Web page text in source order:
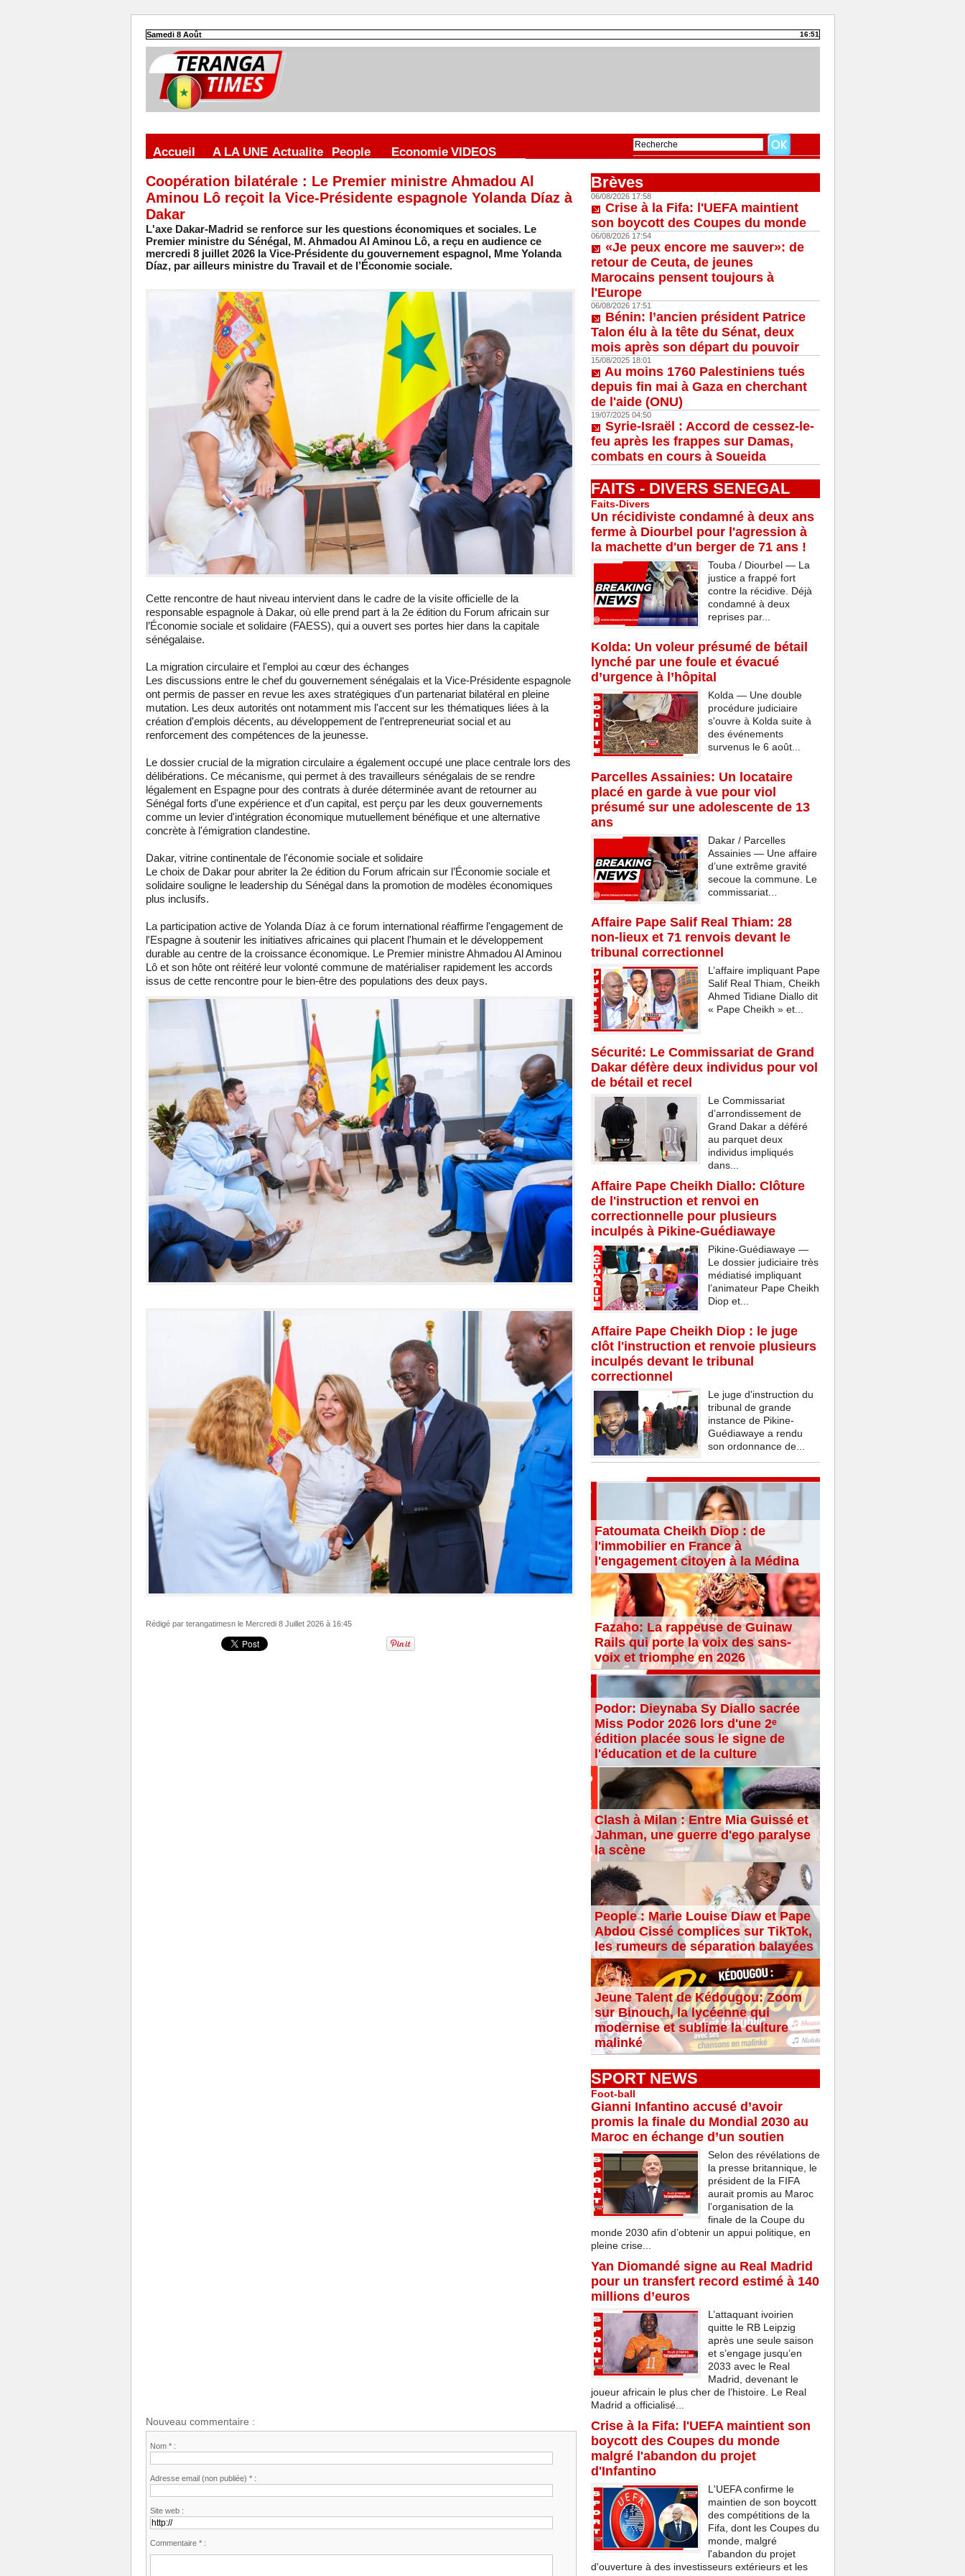
Samedi 8 Août 16:51
Accueil A LA UNE Actualite People Economie VIDEOS
Coopération bilatérale : Le Premier ministre Ahmadou Al
Aminou Lô reçoit la Vice-Présidente espagnole Yolanda Díaz à
Dakar
L'axe Dakar-Madrid se renforce sur les questions économiques et sociales. Le
Premier ministre du Sénégal, M. Ahmadou Al Aminou Lô, a reçu en audience ce
mercredi 8 juillet 2026 la Vice-Présidente du gouvernement espagnol, Mme Yolanda
Díaz, par ailleurs ministre du Travail et de l’Économie sociale.
Cette rencontre de haut niveau intervient dans le cadre de la visite officielle de la
responsable espagnole à Dakar, où elle prend part à la 2e édition du Forum africain sur
l’Économie sociale et solidaire (FAESS), qui a ouvert ses portes hier dans la capitale
sénégalaise.
La migration circulaire et l'emploi au cœur des échanges
Les discussions entre le chef du gouvernement sénégalais et la Vice-Présidente espagnole
ont permis de passer en revue les axes stratégiques d'un partenariat bilatéral en pleine
mutation. Les deux autorités ont notamment mis l'accent sur les thématiques liées à la
création d'emplois décents, au développement de l'entrepreneuriat social et au
renforcement des compétences de la jeunesse.
Le dossier crucial de la migration circulaire a également occupé une place centrale lors des
délibérations. Ce mécanisme, qui permet à des travailleurs sénégalais de se rendre
légalement en Espagne pour des contrats à durée déterminée avant de retourner au
Sénégal forts d'une expérience et d'un capital, est perçu par les deux gouvernements
comme un levier d'intégration économique mutuellement bénéfique et une alternative
concrète à l'émigration clandestine.
Dakar, vitrine continentale de l'économie sociale et solidaire
Le choix de Dakar pour abriter la 2e édition du Forum africain sur l’Économie sociale et
solidaire souligne le leadership du Sénégal dans la promotion de modèles économiques
plus inclusifs.
La participation active de Yolanda Díaz à ce forum international réaffirme l'engagement de
l'Espagne à soutenir les initiatives africaines qui placent l'humain et le développement
durable au centre de la croissance économique. Le Premier ministre Ahmadou Al Aminou
Lô et son hôte ont réitéré leur volonté commune de matérialiser rapidement les accords
issus de cette rencontre pour le bien-être des populations des deux pays.
Rédigé par terangatimesnle Mercredi 8 Juillet 2026 à 16:45
Nouveau commentaire :
Nom * :
Adresse email (non publiée) * :
Site web :
Commentaire * :
Brèves
06/08/2026 17:58
Crise à la Fifa: l'UEFA maintient
son boycott des Coupes du monde
06/08/2026 17:54
«Je peux encore me sauver»: de
retour de Ceuta, de jeunes
Marocains pensent toujours à
l'Europe
06/08/2026 17:51
Bénin: l’ancien président Patrice
Talon élu à la tête du Sénat, deux
mois après son départ du pouvoir
15/08/2025 18:01
Au moins 1760 Palestiniens tués
depuis fin mai à Gaza en cherchant
de l'aide (ONU)
19/07/2025 04:50
Syrie-Israël : Accord de cessez-le-
feu après les frappes sur Damas,
combats en cours à Soueida
FAITS - DIVERS SENEGAL
Faits-Divers
Un récidiviste condamné à deux ans
ferme à Diourbel pour l'agression à
la machette d'un berger de 71 ans !
Touba / Diourbel — La
justice a frappé fort
contre la récidive. Déjà
condamné à deux
reprises par...
Kolda: Un voleur présumé de bétail
lynché par une foule et évacué
d’urgence à l’hôpital
Kolda — Une double
procédure judiciaire
s'ouvre à Kolda suite à
des événements
survenus le 6 août...
Parcelles Assainies: Un locataire
placé en garde à vue pour viol
présumé sur une adolescente de 13
ans
Dakar / Parcelles
Assainies — Une affaire
d’une extrême gravité
secoue la commune. Le
commissariat...
Affaire Pape Salif Real Thiam: 28
non-lieux et 71 renvois devant le
tribunal correctionnel
L’affaire impliquant Pape
Salif Real Thiam, Cheikh
Ahmed Tidiane Diallo dit
« Pape Cheikh » et...
Sécurité: Le Commissariat de Grand
Dakar défère deux individus pour vol
de bétail et recel
Le Commissariat
d’arrondissement de
Grand Dakar a déféré
au parquet deux
individus impliqués
dans...
Affaire Pape Cheikh Diallo: Clôture
de l'instruction et renvoi en
correctionnelle pour plusieurs
inculpés à Pikine-Guédiawaye
Pikine-Guédiawaye —
Le dossier judiciaire très
médiatisé impliquant
l’animateur Pape Cheikh
Diop et...
Affaire Pape Cheikh Diop : le juge
clôt l'instruction et renvoie plusieurs
inculpés devant le tribunal
correctionnel
Le juge d'instruction du
tribunal de grande
instance de Pikine-
Guédiawaye a rendu
son ordonnance de...
Fatoumata Cheikh Diop : de
l'immobilier en France à
l'engagement citoyen à la Médina
Fazaho: La rappeuse de Guinaw
Rails qui porte la voix des sans-
voix et triomphe en 2026
Podor: Dieynaba Sy Diallo sacrée
Miss Podor 2026 lors d'une 2ᵉ
édition placée sous le signe de
l'éducation et de la culture
Clash à Milan : Entre Mia Guissé et
Jahman, une guerre d'ego paralyse
la scène
People : Marie Louise Diaw et Pape
Abdou Cissé complices sur TikTok,
les rumeurs de séparation balayées
Jeune Talent de Kédougou: Zoom
sur Binouch, la lycéenne qui
modernise et sublime la culture
malinké
SPORT NEWS
Foot-ball
Gianni Infantino accusé d’avoir
promis la finale du Mondial 2030 au
Maroc en échange d’un soutien
Selon des révélations de
la presse britannique, le
président de la FIFA
aurait promis au Maroc
l’organisation de la
finale de la Coupe du
monde 2030 afin d’obtenir un appui politique, en
pleine crise...
Yan Diomandé signe au Real Madrid
pour un transfert record estimé à 140
millions d’euros
L’attaquant ivoirien
quitte le RB Leipzig
après une seule saison
et s’engage jusqu’en
2033 avec le Real
Madrid, devenant le
joueur africain le plus cher de l’histoire. Le Real
Madrid a officialisé...
Crise à la Fifa: l'UEFA maintient son
boycott des Coupes du monde
malgré l'abandon du projet
d'Infantino
L'UEFA confirme le
maintien de son boycott
des compétitions de la
Fifa, dont les Coupes du
monde, malgré
l'abandon du projet
d'ouverture à des investisseurs extérieurs et les